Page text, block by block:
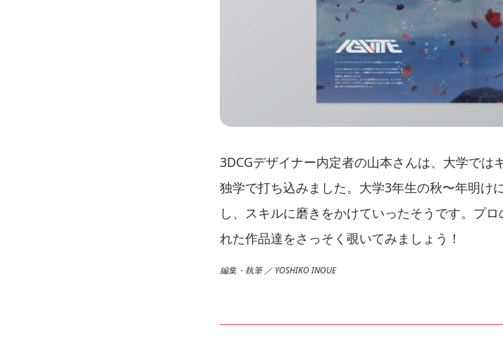
3DCGデザイナー内定者の山本さんは、大学では
独学で打ち込みました。大学3年生の秋〜年明け
し、スキルに磨きをかけていったそうです。プ
れた作品達をさっそく覗いてみましょう！
編集・執筆 ／ YOSHIKO INOUE